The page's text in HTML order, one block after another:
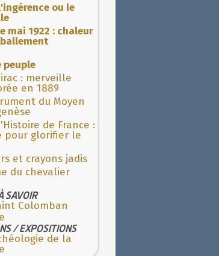
ou le
mai 1922 : chaleur
peuple
: merveille
en 1889
du Moyen
de France :
pour glorifier le
et crayons jadis
du chevalier
SAVOIR
Colomban
/ EXPOSITIONS
de la